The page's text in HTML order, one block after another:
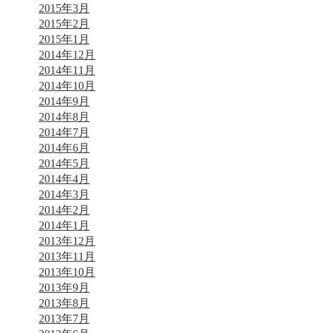
2015年3月
2015年2月
2015年1月
2014年12月
2014年11月
2014年10月
2014年9月
2014年8月
2014年7月
2014年6月
2014年5月
2014年4月
2014年3月
2014年2月
2014年1月
2013年12月
2013年11月
2013年10月
2013年9月
2013年8月
2013年7月